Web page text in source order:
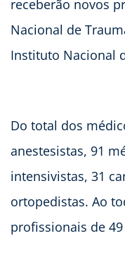
receberão novos
Nacional de
Instituto Nacional
Do total dos
anestesistas, 91
intensivistas, 31
ortopedistas. Ao
profissionais de